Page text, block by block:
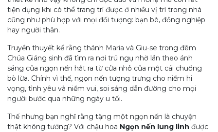
tiện dụng khi có thể trang trí được ở nhiều vị trí trong nhà
cũng như phù hợp với mọi đối tượng: bạn bè, đồng nghiệp
hay người thân.
Truyền thuyết kể rằng thánh Maria và Giu-se trong đêm
Chúa Giáng sinh đã tìm ra nơi trú ngụ nhờ lần theo ánh
sáng của ngọn nến hắt ra từ cửa nhỏ của một cái chuồng
bò lừa. Chính vì thế, ngọn nến tượng trưng cho niềm hi
vọng, tình yêu và niềm vui, soi sáng dẫn đường cho mọi
người bước qua những ngày u tối.
Thế nhưng bạn nghĩ rằng tặng một ngọn nến là chuyện
thật không tưởng? Với chậu hoa Ngọn nến lung linh được